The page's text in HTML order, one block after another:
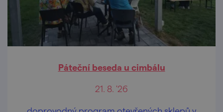
Páteční beseda u cimbálu
21. 8. '26